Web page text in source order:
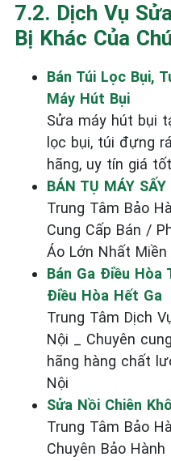
7.2. Dịch Vụ
Bị Khác Của
Bán Túi Lọc Bụi,
Máy Hút Bụi
Sửa máy hút bụi
lọc bụi, túi đựng
hãng, uy tín giá
BÁN TỤ MÁY
Trung Tâm Bảo
Cung Cấp Bán /
Áo Lớn Nhất Miền
Bán Ga Điều Hòa
Điều Hòa Hết Ga
Trung Tâm Dịch
Nội _ Chuyên
hãng hàng chất
Nội
Sửa Nồi Chiên
Trung Tâm Bảo
Chuyên Bảo